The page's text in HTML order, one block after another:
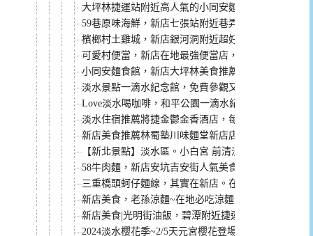
大坪林捷運站附近高人氣的小同安麵食館 ，推薦必吃
59巷原味海鮮，新店七張站附近巷弄美食，海鮮新鮮
檳榔村土雞城，新店銀河洞附近超好吃森林系土雞城
可愛村便當，新店在地最強便當店，用餐時間一到就
小同安麵食館，新店大坪林美食推薦，小籠湯包、牛
淡水景點一滴水紀念館，免費參觀又有教育意義
Love淡水喝咖啡，和平公園一滴水紀念館旁玻璃屋咖
淡水住宿推薦將捷金鬱金香酒店，每間房間都有陽台
新店美食推薦林蜀塾川味麵堂新店店，捷運七張站人
【新北景點】淡水區。小白宮 前清淡水關稅務司官
58牛肉麵，新店安坑吉安街人氣美食(菜單)
三重橋頭蚵仔麵線，其實在新店。在地人每天早上都
新店美食，老孫涼麵~在地必吃涼麵之一，客人都是
新店美食|光明街油飯，碧潭附近捷運新店站的老店！
2024淡水櫻花季~2/5天元宮櫻花登場，花期、交通、